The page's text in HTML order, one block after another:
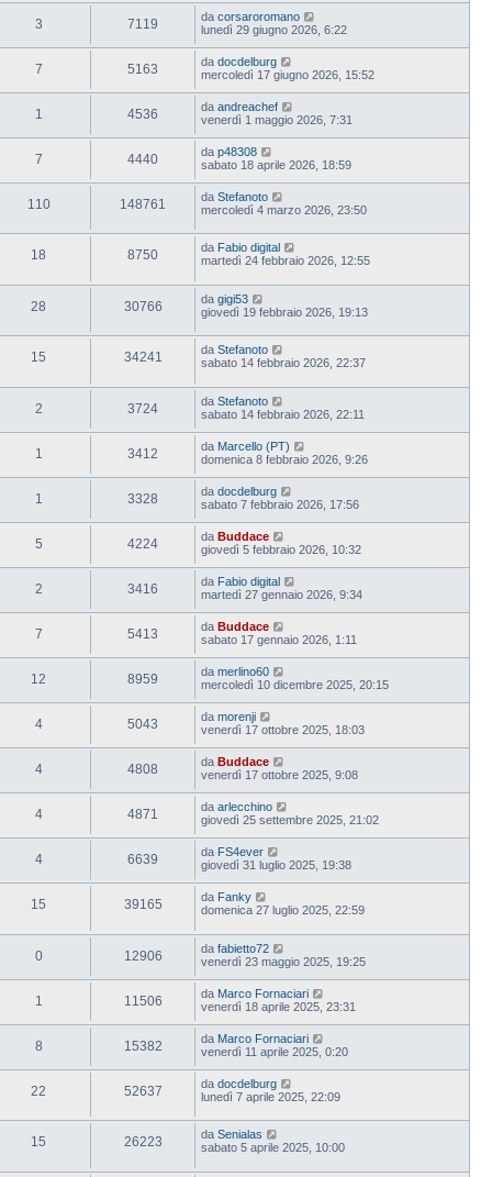
3 7119 da corsaroromano
lunedì 29 giugno 2026, 6:22
7 5163 da docdelburg
mercoledì 17 giugno 2026, 15:52
1 4536 da andreachef
venerdì 1 maggio 2026, 7:31
7 4440 da p48308
sabato 18 aprile 2026, 18:59
110 148761 da Stefanoto
mercoledì 4 marzo 2026, 23:50
18 8750 da Fabio digital
martedì 24 febbraio 2026, 12:55
28 30766 da gigi53
giovedì 19 febbraio 2026, 19:13
15 34241 da Stefanoto
sabato 14 febbraio 2026, 22:37
2 3724 da Stefanoto
sabato 14 febbraio 2026, 22:11
1 3412 da Marcello (PT)
domenica 8 febbraio 2026, 9:26
1 3328 da docdelburg
sabato 7 febbraio 2026, 17:56
5 4224 da Buddace
giovedì 5 febbraio 2026, 10:32
2 3416 da Fabio digital
martedì 27 gennaio 2026, 9:34
7 5413 da Buddace
sabato 17 gennaio 2026, 1:11
12 8959 da merlino60
mercoledì 10 dicembre 2025, 20:15
4 5043 da morenji
venerdì 17 ottobre 2025, 18:03
4 4808 da Buddace
venerdì 17 ottobre 2025, 9:08
4 4871 da arlecchino
giovedì 25 settembre 2025, 21:02
4 6639 da FS4ever
giovedì 31 luglio 2025, 19:38
15 39165 da Fanky
domenica 27 luglio 2025, 22:59
0 12906 da fabietto72
venerdì 23 maggio 2025, 19:25
1 11506 da Marco Fornaciari
venerdì 18 aprile 2025, 23:31
8 15382 da Marco Fornaciari
venerdì 11 aprile 2025, 0:20
22 52637 da docdelburg
lunedì 7 aprile 2025, 22:09
15 26223 da Senialas
sabato 5 aprile 2025, 10:00